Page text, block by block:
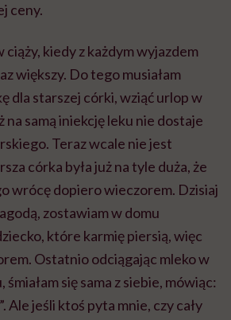
ceny.
ciąży, kiedy z każdym wyjazdem
większy. Do tego musiałam
dla starszej córki, wziąć urlop w
na samą iniekcję leku nie dostaje
Teraz wcale nie jest
córka była już na tyle duża, że
wrócę dopiero wieczorem. Dzisiaj
zostawiam w domu
które karmię piersią, więc
Ostatnio odciągając mleko w
się sama z siebie, mówiąc:
Ale jeśli ktoś pyta mnie, czy cały